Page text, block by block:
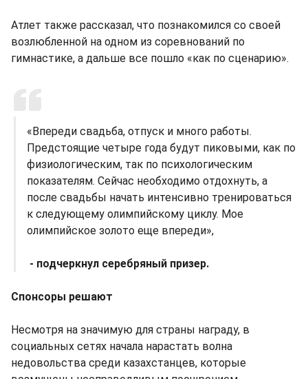
Атлет также рассказал, что познакомился со своей
возлюбленной на одном из соревнований по
гимнастике, а дальше все пошло «как по сценарию».
«Впереди свадьба, отпуск и много работы.
Предстоящие четыре года будут пиковыми, как по
физиологическим, так по психологическим
показателям. Сейчас необходимо отдохнуть, а
после свадьбы начать интенсивно тренироваться
к следующему олимпийскому циклу. Мое
олимпийское золото еще впереди»,
- подчеркнул серебряный призер.
Спонсоры решают
Несмотря на значимую для страны награду, в
социальных сетях начала нарастать волна
недовольства среди казахстанцев, которые